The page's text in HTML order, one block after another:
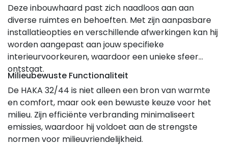
Deze inbouwhaard past zich naadloos aan aan
diverse ruimtes en behoeften. Met zijn aanpasbare
installatieopties en verschillende afwerkingen kan hij
worden aangepast aan jouw specifieke
interieurvoorkeuren, waardoor een unieke sfeer
ontstaat.
Milieubewuste Functionaliteit
De HAKA 32/44 is niet alleen een bron van warmte
en comfort, maar ook een bewuste keuze voor het
milieu. Zijn efficiënte verbranding minimaliseert
emissies, waardoor hij voldoet aan de strengste
normen voor milieuvriendelijkheid.